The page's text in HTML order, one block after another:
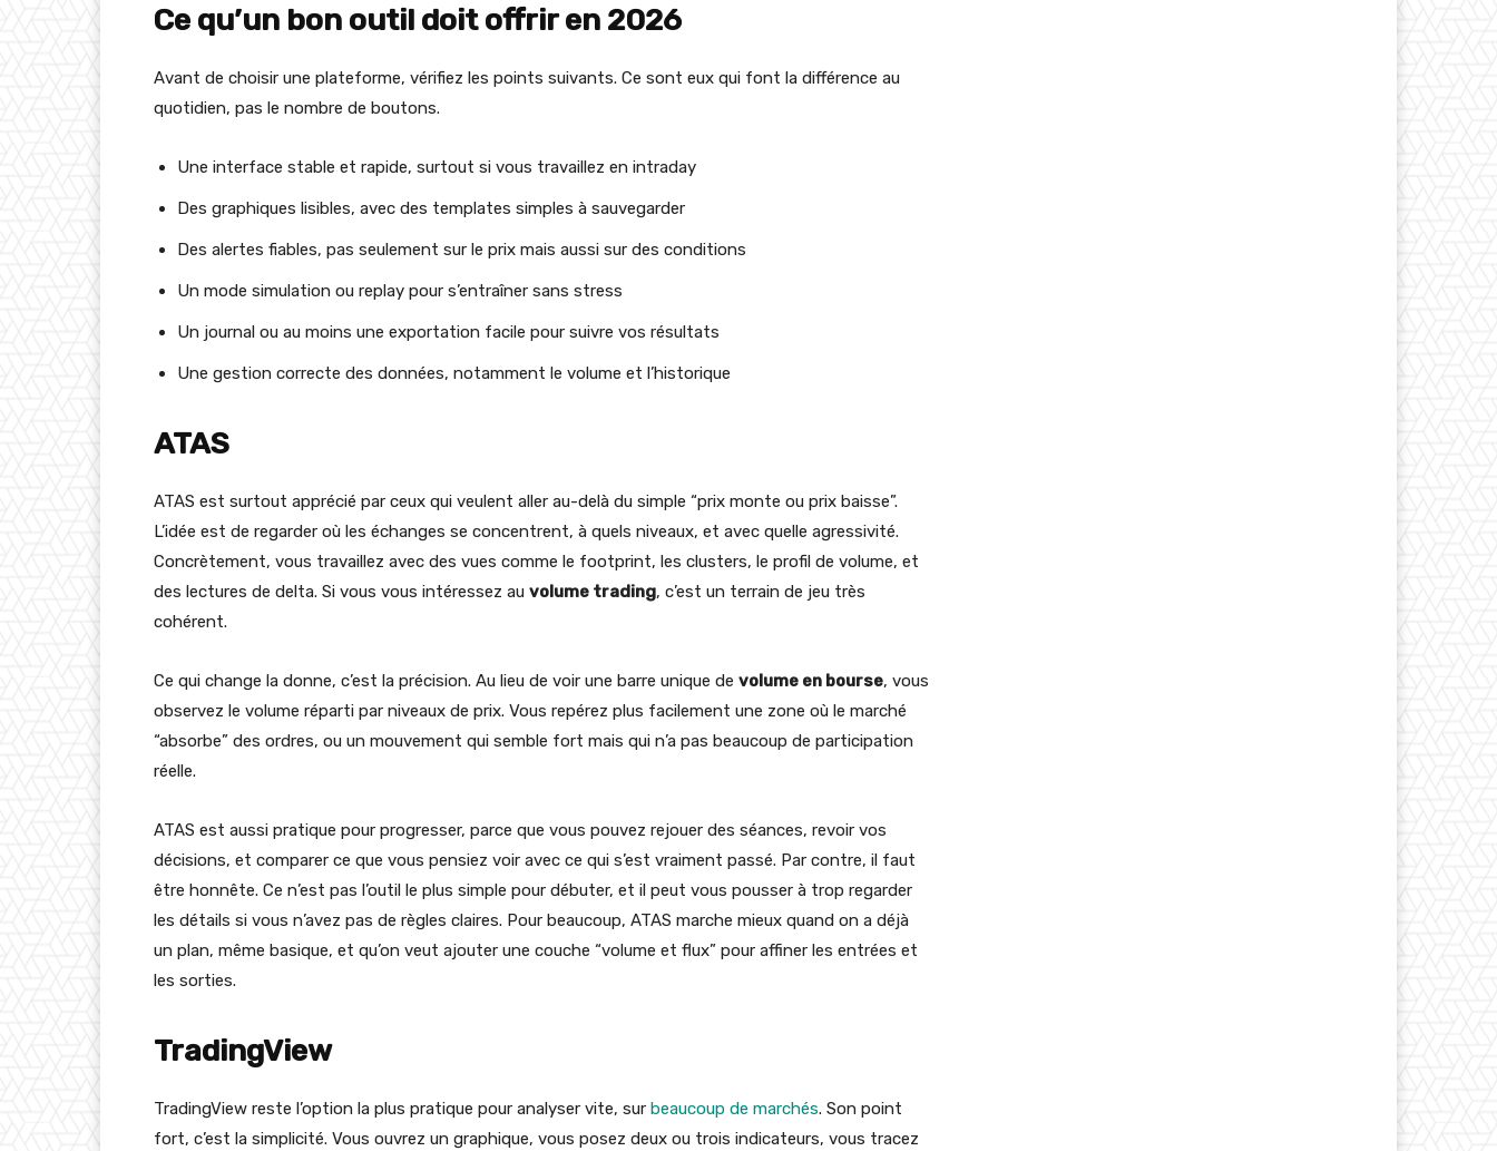
Ce qu’un bon outil doit offrir en 2026
Avant de choisir une plateforme, vérifiez les points suivants. Ce sont eux qui font la différence au
quotidien, pas le nombre de boutons.
Une interface stable et rapide, surtout si vous travaillez en intraday
Des graphiques lisibles, avec des templates simples à sauvegarder
Des alertes fiables, pas seulement sur le prix mais aussi sur des conditions
Un mode simulation ou replay pour s’entraîner sans stress
Un journal ou au moins une exportation facile pour suivre vos résultats
Une gestion correcte des données, notamment le volume et l’historique
ATAS
ATAS est surtout apprécié par ceux qui veulent aller au-delà du simple “prix monte ou prix baisse”.
L’idée est de regarder où les échanges se concentrent, à quels niveaux, et avec quelle agressivité.
Concrètement, vous travaillez avec des vues comme le footprint, les clusters, le profil de volume, et
des lectures de delta. Si vous vous intéressez au volume trading, c’est un terrain de jeu très
cohérent.
Ce qui change la donne, c’est la précision. Au lieu de voir une barre unique de volume en bourse, vous
observez le volume réparti par niveaux de prix. Vous repérez plus facilement une zone où le marché
“absorbe” des ordres, ou un mouvement qui semble fort mais qui n’a pas beaucoup de participation
réelle.
ATAS est aussi pratique pour progresser, parce que vous pouvez rejouer des séances, revoir vos
décisions, et comparer ce que vous pensiez voir avec ce qui s’est vraiment passé. Par contre, il faut
être honnête. Ce n’est pas l’outil le plus simple pour débuter, et il peut vous pousser à trop regarder
les détails si vous n’avez pas de règles claires. Pour beaucoup, ATAS marche mieux quand on a déjà
un plan, même basique, et qu’on veut ajouter une couche “volume et flux” pour affiner les entrées et
les sorties.
TradingView
TradingView reste l’option la plus pratique pour analyser vite, sur beaucoup de marchés. Son point
fort, c’est la simplicité. Vous ouvrez un graphique, vous posez deux ou trois indicateurs, vous tracez